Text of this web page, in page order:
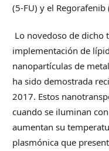
(5-FU) y el Regorafenib
Lo novedoso de dicho
implementación de
nanopartículas de
ha sido demostrada
2017. Estos
cuando se iluminan
aumentan su
plasmónica que